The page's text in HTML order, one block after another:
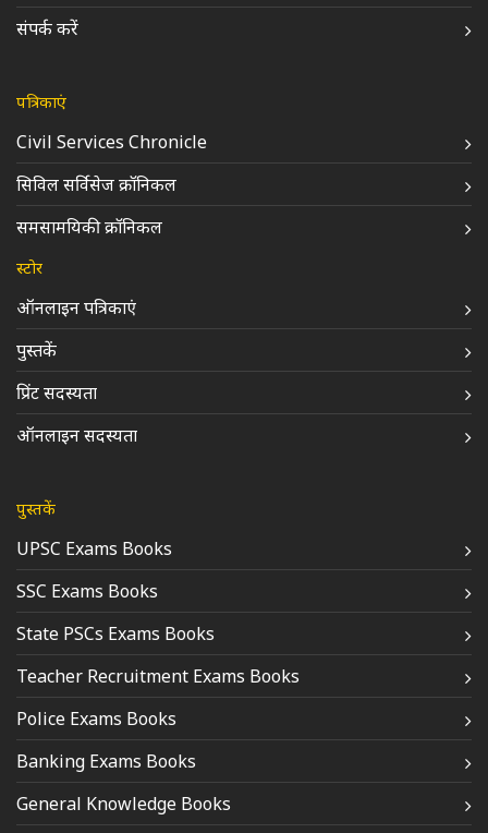
संपर्क करें
पत्रिकाएं
Civil Services Chronicle
सिविल सर्विसेज क्रॉनिकल
समसामयिकी क्रॉनिकल
स्टोर
ऑनलाइन पत्रिकाएं
पुस्तकें
प्रिंट सदस्यता
ऑनलाइन सदस्यता
पुस्तकें
UPSC Exams Books
SSC Exams Books
State PSCs Exams Books
Teacher Recruitment Exams Books
Police Exams Books
Banking Exams Books
General Knowledge Books